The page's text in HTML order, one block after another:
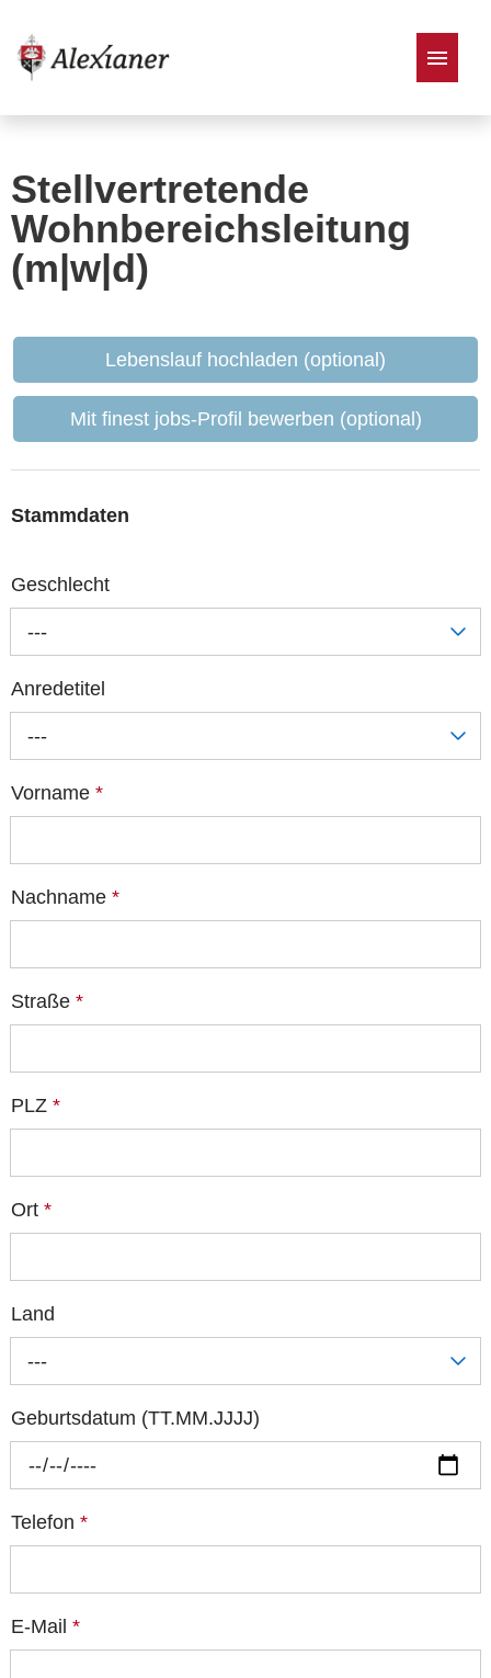
Stellvertretende
Wohnbereichsleitung
(m|w|d)
Lebenslauf hochladen (optional)
Mit finest jobs-Profil bewerben (optional)
Stammdaten
Geschlecht
---
Anredetitel
---
Vorname *
Nachname *
Straße *
PLZ *
Ort *
Land
---
Geburtsdatum (TT.MM.JJJJ)
Telefon *
E-Mail *